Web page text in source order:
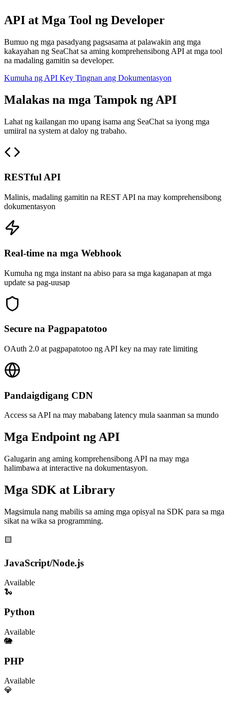
API at Mga Tool ng Developer
Bumuo ng mga pasadyang pagsasama at palawakin ang mga
kakayahan ng SeaChat sa aming komprehensibong API at mga tool
na madaling gamitin sa developer.
Kumuha ng API Key Tingnan ang Dokumentasyon
Malakas na mga Tampok ng API
Lahat ng kailangan mo upang isama ang SeaChat sa iyong mga
umiiral na system at daloy ng trabaho.
RESTful API
Malinis, madaling gamitin na REST API na may komprehensibong
dokumentasyon
Real-time na mga Webhook
Kumuha ng mga instant na abiso para sa mga kaganapan at mga
update sa pag-uusap
Secure na Pagpapatotoo
OAuth 2.0 at pagpapatotoo ng API key na may rate limiting
Pandaigdigang CDN
Access sa API na may mababang latency mula saanman sa mundo
Mga Endpoint ng API
Galugarin ang aming komprehensibong API na may mga
halimbawa at interactive na dokumentasyon.
Mga SDK at Library
Magsimula nang mabilis sa aming mga opisyal na SDK para sa mga
sikat na wika sa programming.
🟨
JavaScript/Node.js
Available
🐍
Python
Available
🐘
PHP
Available
💎